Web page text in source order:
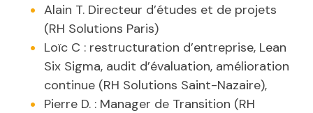
Alain T. Directeur d’études et de projets
(RH Solutions Paris)
Loïc C : restructuration d’entreprise, Lean
Six Sigma, audit d’évaluation, amélioration
continue (RH Solutions Saint-Nazaire),
Pierre D. : Manager de Transition (RH